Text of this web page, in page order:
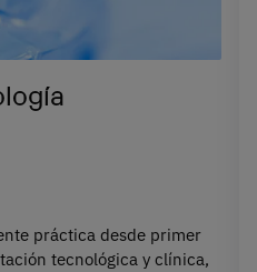
práctica desde primer
tecnológica y clínica,